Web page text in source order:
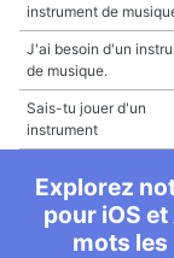
instrument de
J'ai besoin d'un
de musique.
Sais-tu jouer d'un
instrument
Explorez
pour iOS
mots